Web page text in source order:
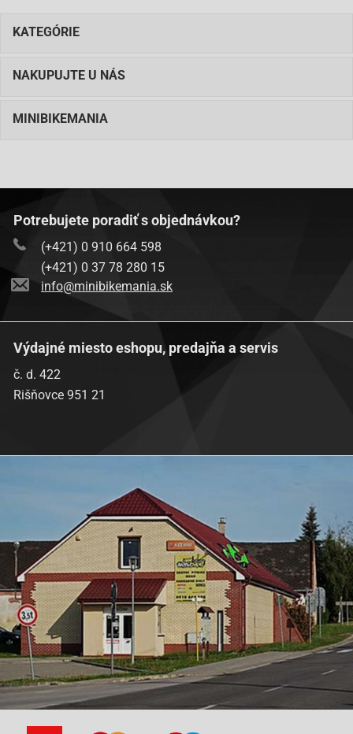
KATEGÓRIE
NAKUPUJTE U NÁS
MINIBIKEMANIA
Potrebujete poradiť s objednávkou?
(+421) 0 910 664 598
(+421) 0 37 78 280 15
info@minibikemania.sk
Výdajné miesto eshopu, predajňa a servis
č. d. 422
Rišňovce 951 21